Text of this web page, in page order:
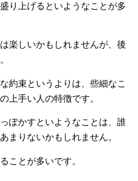
り上げるといようなことが多
楽しいかもしれませんが、後
約束というよりは、些細なこ
上手い人の特徴です。
ぽかすといようなことは、誰
まりないかもしれません。
ことが多いです。